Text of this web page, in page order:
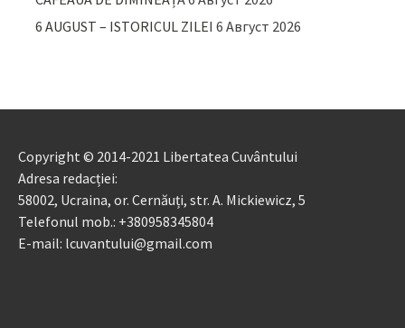
6 AUGUST – ISTORICUL ZILEI 6 Август 2026
Copyright © 2014-2021 Libertatea Cuvântului
Adresa redacției:
58002, Ucraina, or. Cernăuți, str. A. Mickiewicz, 5
Telefonul mob.: +380958345804
E-mail: lcuvantului@gmail.com